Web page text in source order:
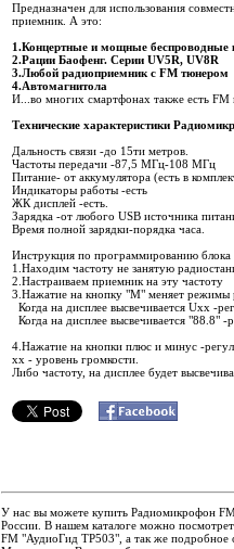
Предназначен для использования
приемник. А это:
1.Концертные и мощные беспроводные
2.Рации Баофенг. Серии UV5R, UV8R
3.Любой радиоприемник с FM тюнером
4.Автомагнитола
И...во многих смартфонах также есть FM
Технические характеристики
Дальность связи -до 15ти метров.
Частоты передачи -87,5 МГц-108 МГц
Питание- от аккумулятора (есть в
Индикаторы работы -есть
ЖК дисплей -есть.
Зарядка -от любого USB источника
Время полной зарядки-порядка часа.
Инструкция по программированию блока
1.Находим частоту не занятую
2.Настраиваем приемник на эту частоту
3.Нажатие на кнопку "М" меняет режимы
Когда на дисплее высвечивается Uxx -
Когда на дисплее высвечивается "88.8" -
4.Нажатие на кнопки плюс и минус -
xx - уровень громкости.
Либо частоту, на дисплее будет
У нас вы можете купить Радиомикрофон
России. В нашем каталоге можно
FM "АудиоГид ТР503", а так же подробное